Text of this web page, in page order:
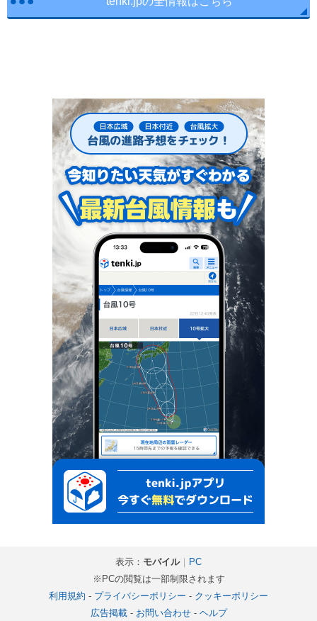
表示： モバイル｜ PC
※PCの閲覧は一部制限されます
利用規約 - プライバシーポリシー - クッキーポリシー
広告掲載- お問い合わせ- ヘルプ